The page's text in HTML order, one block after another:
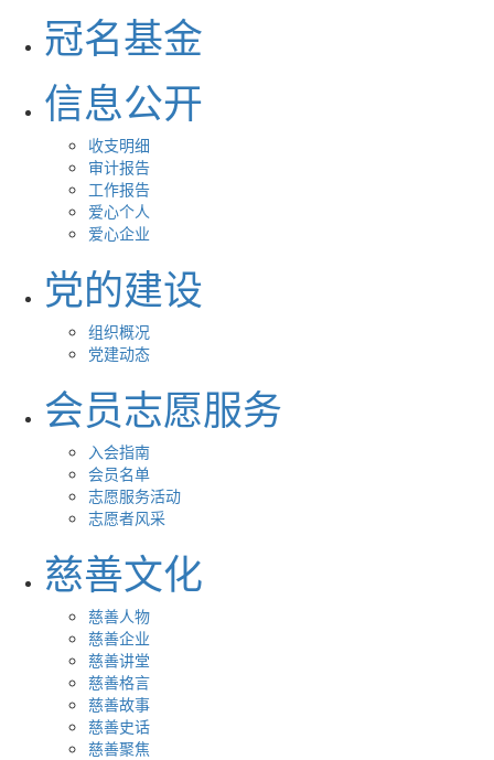
冠名基金
信息公开
收支明细
审计报告
工作报告
爱心个人
爱心企业
党的建设
组织概况
党建动态
会员志愿服务
入会指南
会员名单
志愿服务活动
志愿者风采
慈善文化
慈善人物
慈善企业
慈善讲堂
慈善格言
慈善故事
慈善史话
慈善聚焦